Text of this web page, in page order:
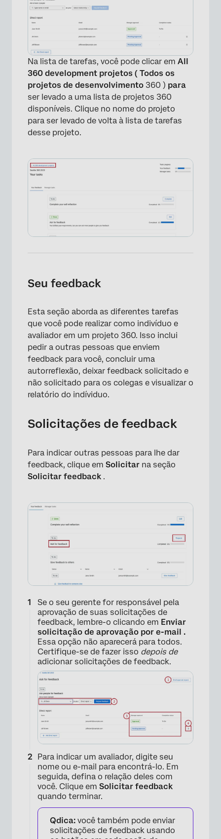
×
×
Na lista de tarefas, você pode clicar em All
360 development projetos ( Todos os
projetos de desenvolvimento 360 ) para
ser levado a uma lista de projetos 360
disponíveis. Clique no nome do projeto
para ser levado de volta à lista de tarefas
desse projeto.
×
Seu feedback
Esta seção aborda as diferentes tarefas
que você pode realizar como indivíduo e
avaliador em um projeto 360. Isso inclui
pedir a outras pessoas que enviem
feedback para você, concluir uma
autorreflexão, deixar feedback solicitado e
não solicitado para os colegas e visualizar o
relatório do indíviduo.
Solicitações de feedback
Para indicar outras pessoas para lhe dar
feedback, clique em Solicitar na seção
Solicitar feedback .
Se o seu gerente for responsável pela
aprovação de suas solicitações de
feedback, lembre-o clicando em Enviar
solicitação de aprovação por e-mail .
Essa opção não aparecerá para todos.
Certifique-se de fazer isso depois de
adicionar solicitações de feedback.
Para indicar um avaliador, digite seu
nome ou e-mail para encontrá-lo. Em
seguida, defina o relação deles com
você. Clique em Solicitar feedback
quando terminar.
Qdica: você também pode enviar
solicitações de feedback usando